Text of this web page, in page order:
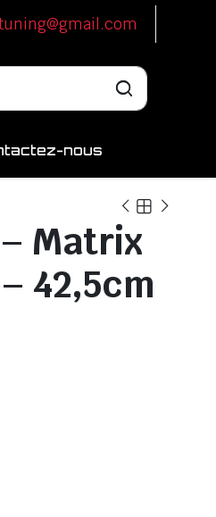
nous
– Matrix
42,5cm